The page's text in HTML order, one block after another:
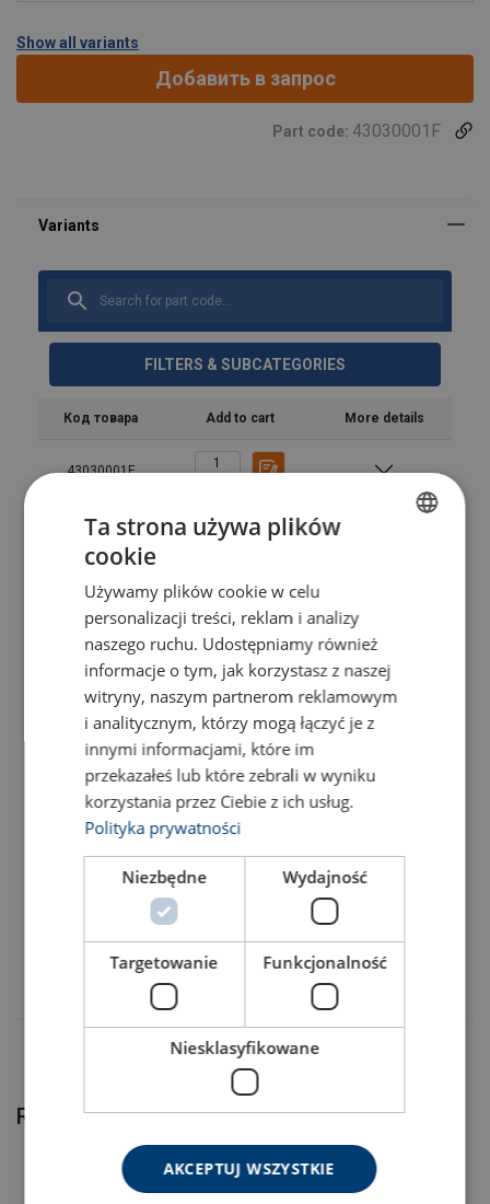
Show all variants
Добавить в запрос
Part code: 43030001F
FILTERS & SUBCATEGORIES
Код товара Add to cart More details
43030001F
43030002F
43030009F
43030003F
43030021F
43030004F
43030022F
43030012F
Related products
ENGLISH TRANSLATION
Ta strona używa plików
cookie
Używamy plików cookie w celu
personalizacji treści, reklam i analizy
naszego ruchu. Udostępniamy również
informacje o tym, jak korzystasz z naszej
witryny, naszym partnerom reklamowym
i analitycznym, którzy mogą łączyć je z
innymi informacjami, które im
przekazałeś lub które zebrali w wyniku
korzystania przez Ciebie z ich usług.
Polityka prywatności
Niezbędne Wydajność
Targetowanie Funkcjonalność
Niesklasyfikowane
AKCEPTUJ WSZYSTKIE